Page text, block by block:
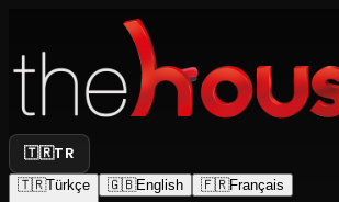
🇹🇷TR
🇹🇷Türkçe 🇬🇧English 🇫🇷Français